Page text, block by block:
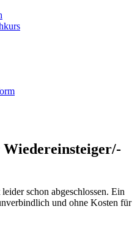
schon abgeschlossen. Ein
und ohne Kosten für